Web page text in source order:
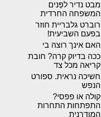
מבט נדיר לפְּנים
המשפחה החרדית
רוברט גלבריית חוזר
בפעם השביעית!
האם אינך רוצה בי
ככה בדיוק קרה? חובת
קריאה מכל צד
חשיכה נראית. ספורט
הנפש
קולה או פפסי?
התפתחות התחרות
המודרנית